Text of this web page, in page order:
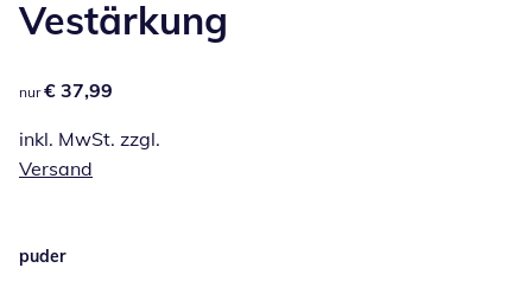
Vestärkung
€ 37,99
nur € 37,99
inkl. MwSt. zzgl.
Versand
puder